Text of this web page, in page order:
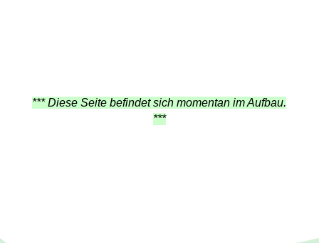
*** Diese Seite befindet sich momentan im Aufbau.
***